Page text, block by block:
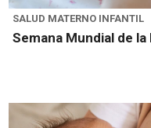
SALUD MATERNO INFANTIL
Semana Mundial de